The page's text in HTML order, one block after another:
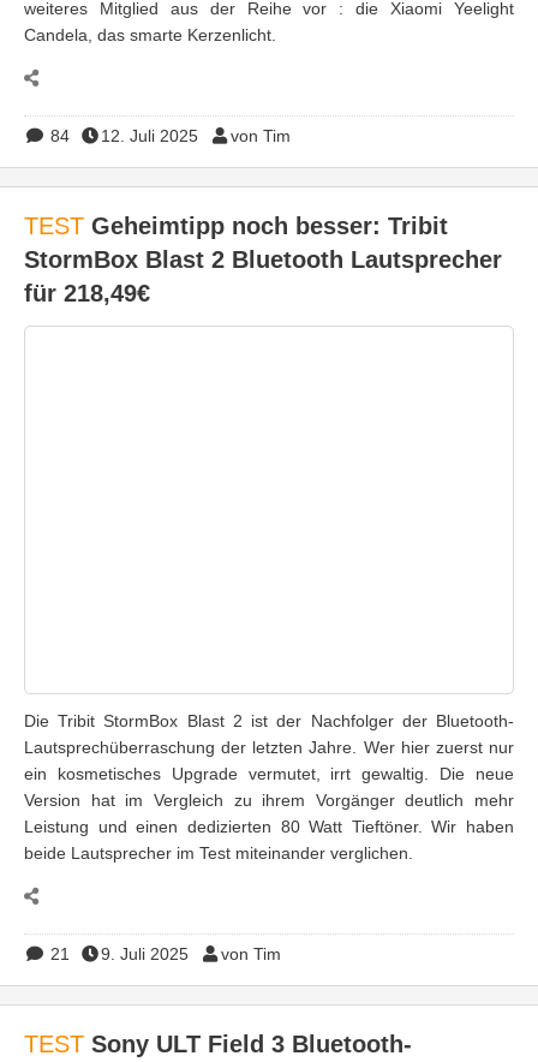
weiteres Mitglied aus der Reihe vor : die Xiaomi Yeelight
Candela, das smarte Kerzenlicht.
84 12. Juli 2025 von Tim
TEST Geheimtipp noch besser: Tribit
StormBox Blast 2 Bluetooth Lautsprecher
für 218,49€
Die Tribit StormBox Blast 2 ist der Nachfolger der Bluetooth-
Lautsprechüberraschung der letzten Jahre. Wer hier zuerst nur
ein kosmetisches Upgrade vermutet, irrt gewaltig. Die neue
Version hat im Vergleich zu ihrem Vorgänger deutlich mehr
Leistung und einen dedizierten 80 Watt Tieftöner. Wir haben
beide Lautsprecher im Test miteinander verglichen.
21 9. Juli 2025 von Tim
TEST Sony ULT Field 3 Bluetooth-